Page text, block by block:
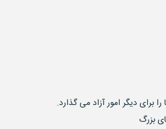
برای دیگر امور آزاد می گذارد.
بزرگ